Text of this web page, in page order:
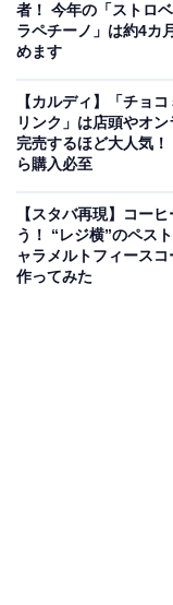
ストローでは詰ま
で、パフェスプー
間層は、桃ピュー
です。 シャリシャ
してくれます。て
2層も濃厚な口あた
ツを食べているよ
者！ 今年の「ストロ
ラペチーノ」は約4カ
めます
【カルディ】「チョ
リンク」は店頭やオ
完売するほど大人気！
ら購入必至
【スタバ再現】コー
う！ “レジ横”のペス
ャラメルトフィース
作ってみた